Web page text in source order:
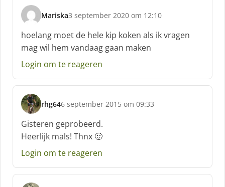
Mariska
s
c
h
r
e
f
3 september 2020 om 12:10
hoelang moet de hele kip koken als ik vragen
mag wil hem vandaag gaan maken
Login om te reageren
rhg64
s
c
h
r
e
f
6 september 2015 om 09:33
Gisteren geprobeerd.
Heerlijk mals! Thnx 🙂
Login om te reageren